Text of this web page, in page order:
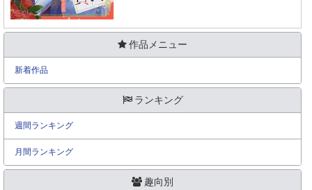
作品メニュー
新着作品
ランキング
週間ランキング
月間ランキング
趣向別